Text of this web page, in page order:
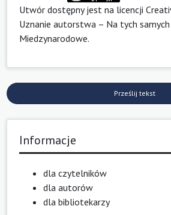
Utwór dostępny jest na licencji
Uznanie autorstwa – Na tych
Miedzynarodowe.
Prześlij tekst
Informacje
dla czytelników
dla autorów
dla bibliotekarzy